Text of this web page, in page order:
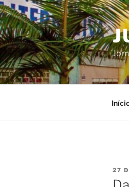
Pular
para
o
conteúdo
EM
27